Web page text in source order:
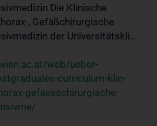
Die Klinische
, Gefäßchirurgische
der Universitätskli...
web/ueber-
curriculum-klin-
gefaesschirurgische-